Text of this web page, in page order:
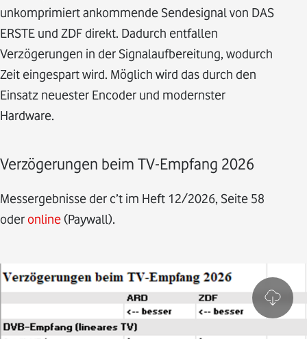
unkomprimiert ankommende Sendesignal von DAS
ERSTE und ZDF direkt. Dadurch entfallen
Verzögerungen in der Signalaufbereitung, wodurch
Zeit eingespart wird. Möglich wird das durch den
Einsatz neuester Encoder und modernster
Hardware.
Verzögerungen beim TV-Empfang 2026
Messergebnisse der c’t im Heft 12/2026, Seite 58
oderonline (Paywall).